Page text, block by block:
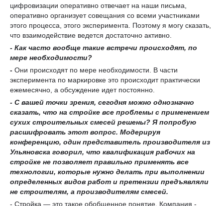
цифровизации оперативно отвечает на наши письма,
оперативно организует совещания со всеми участниками
этого процесса, этого эксперимента. Поэтому я могу сказать,
что взаимодействие ведется достаточно активно.
- Какчасто вообще такие встречи происходят, по
мере необходимости?
- Они происходят по мере необходимости. В части
эксперимента по маркировке это происходит практически
ежемесячно, а обсуждение идет постоянно.
- С вашей точки зрения, сегодня можно однозначно
сказать, что на стройке все проблемы с применением
сухих строительных смесей решены? Я попробую
расшифровать этот вопрос. Модерируя
конференцию, один представитель производителя из
Ульяновска говорил, что квалификация рабочих на
стройке не позволяет правильно применять все
технологии, которые нужно делать при выполнении
определенных видов работ и претензии предъявляли
не строителям, а производителям смесей.
- Стройка — это такое обобщенное понятие. Компания -